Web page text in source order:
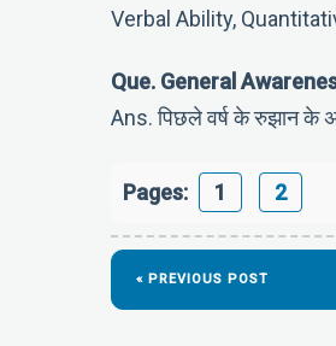
Verbal Ability,
Que. General
Ans. पिछले वर्ष के रुझान के
Pages: 1 2
« PREVIOUS POST